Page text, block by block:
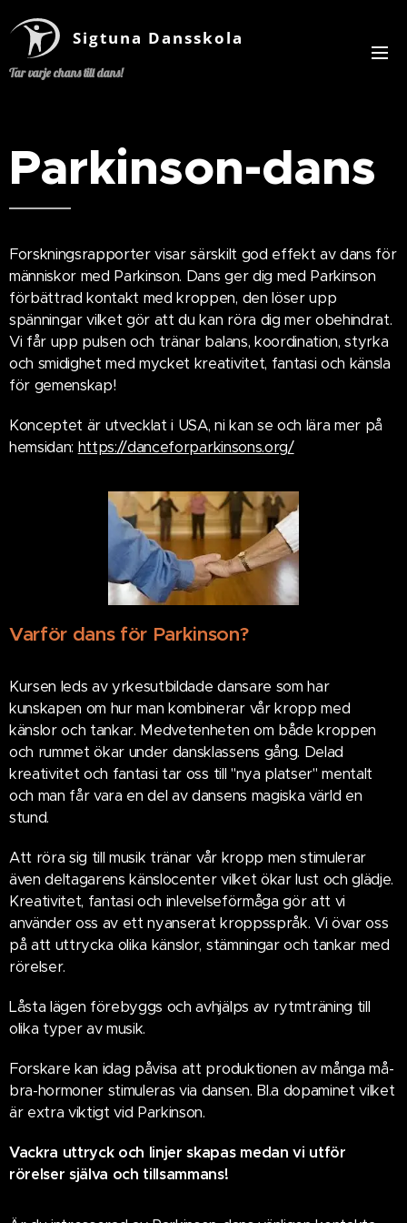
Sigtuna Dansskola
Tar varje chans till dans!
Parkinson-dans
Forskningsrapporter visar särskilt god effekt av dans för
människor med Parkinson. Dans ger dig med Parkinson
förbättrad kontakt med kroppen, den löser upp
spänningar vilket gör att du kan röra dig mer obehindrat.
Vi får upp pulsen och tränar balans, koordination, styrka
och smidighet med mycket kreativitet, fantasi och känsla
för gemenskap!
Konceptet är utvecklat i USA, ni kan se och lära mer på
hemsidan: https://danceforparkinsons.org/
Varför dans för Parkinson?
Kursen leds av yrkesutbildade dansare som har
kunskapen om hur man kombinerar vår kropp med
känslor och tankar. Medvetenheten om både kroppen
och rummet ökar under dansklassens gång. Delad
kreativitet och fantasi tar oss till "nya platser" mentalt
och man får vara en del av dansens magiska värld en
stund.
Att röra sig till musik tränar vår kropp men stimulerar
även deltagarens känslocenter vilket ökar lust och glädje.
Kreativitet, fantasi och inlevelseförmåga gör att vi
använder oss av ett nyanserat kroppsspråk. Vi övar oss
på att uttrycka olika känslor, stämningar och tankar med
rörelser.
Låsta lägen förebyggs och avhjälps av rytmträning till
olika typer av musik.
Forskare kan idag påvisa att produktionen av många må-
bra-hormoner stimuleras via dansen. Bl.a dopaminet vilket
är extra viktigt vid Parkinson.
Vackra uttryck och linjer skapas medan vi utför
rörelser själva och tillsammans!